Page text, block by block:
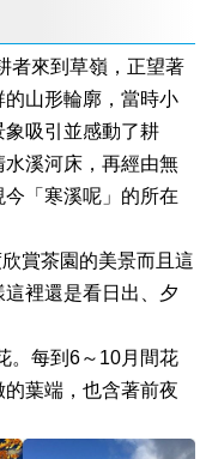
者來到草嶺，正望著
山形輪廓，當時小
吸引並感動了耕
溪河床，再經由無
「寒溪呢」的所在
賞茶園的美景而且這
裡還是看日出、夕
。每到6～10月間花
葉端，也含著前夜